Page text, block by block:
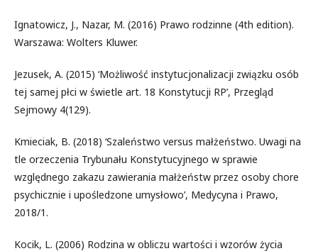
Ignatowicz, J., Nazar, M. (2016) Prawo rodzinne (4th edition).
Warszawa: Wolters Kluwer.
Jezusek, A. (2015) ‘Możliwość instytucjonalizacji związku osób
tej samej płci w świetle art. 18 Konstytucji RP’, Przegląd
Sejmowy 4(129).
Kmieciak, B. (2018) ‘Szaleństwo versus małżeństwo. Uwagi na
tle orzeczenia Trybunału Konstytucyjnego w sprawie
względnego zakazu zawierania małżeństw przez osoby chore
psychicznie i upośledzone umysłowo’, Medycyna i Prawo,
2018/1.
Kocik, L. (2006) Rodzina w obliczu wartości i wzorów życia